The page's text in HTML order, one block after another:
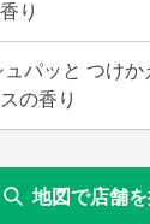
り
パッと つけか
の香り
地図で店舗